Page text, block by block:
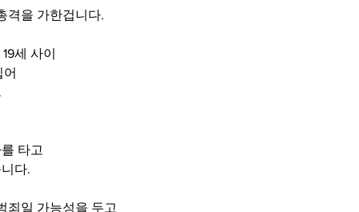
격을 가한겁니다.
세 사이
어
타고
다.
죄일 가능성을 두고